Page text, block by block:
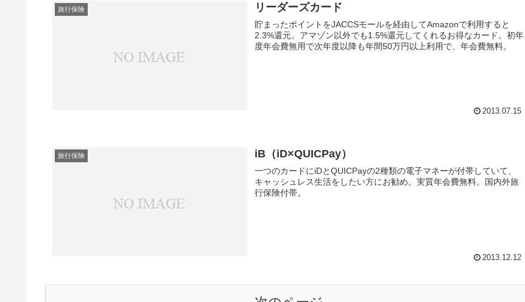
旅行保険 リーダーズカード
貯まったポイントをJACCSモールを経由してAmazonで利用すると
2.3%還元。アマゾン以外でも1.5%還元してくれるお得なカード。初年
度年会費無用で次年度以降も年間50万円以上利用で、年会費無料。
2013.07.15
旅行保険 iB（iD×QUICPay）
一つのカードにiDとQUICPayの2種類の電子マネーが付帯していて、
キャッシュレス生活をしたい方にお勧め。実質年会費無料。国内外旅
行保険付帯。
2013.12.12